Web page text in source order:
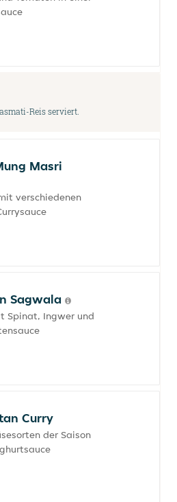
Reis serviert.
Masri
verschiedenen
Sagwala
Spinat, Ingwer und
Curry
der Saison